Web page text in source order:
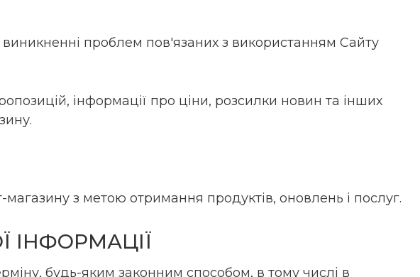
виникненні проблем пов'язаних з використанням Сайту
інформації про ціни, розсилки новин та інших
магазину з метою отримання продуктів, оновлень і послуг.
ІНФОРМАЦІЇ
будь-яким законним способом, в тому числі в